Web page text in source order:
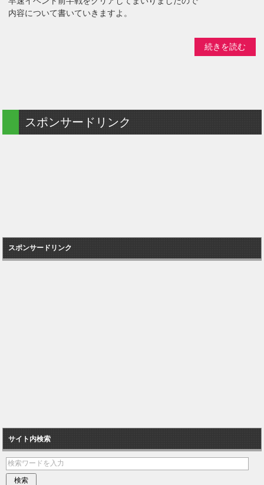
内容について書いていきますよ。
続きを読む
スポンサードリンク
スポンサードリンク
サイト内検索